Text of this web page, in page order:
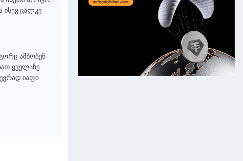
ისევ ცალკე
ამბობენ
ყველაზე
იაფი